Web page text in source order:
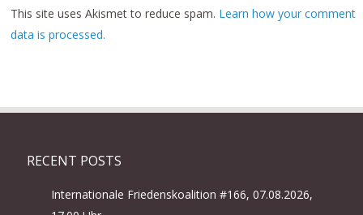
This site uses Akismet to reduce spam. Learn how your comment
data is processed.
RECENT POSTS
Internationale Friedenskoalition #166, 07.08.2026,